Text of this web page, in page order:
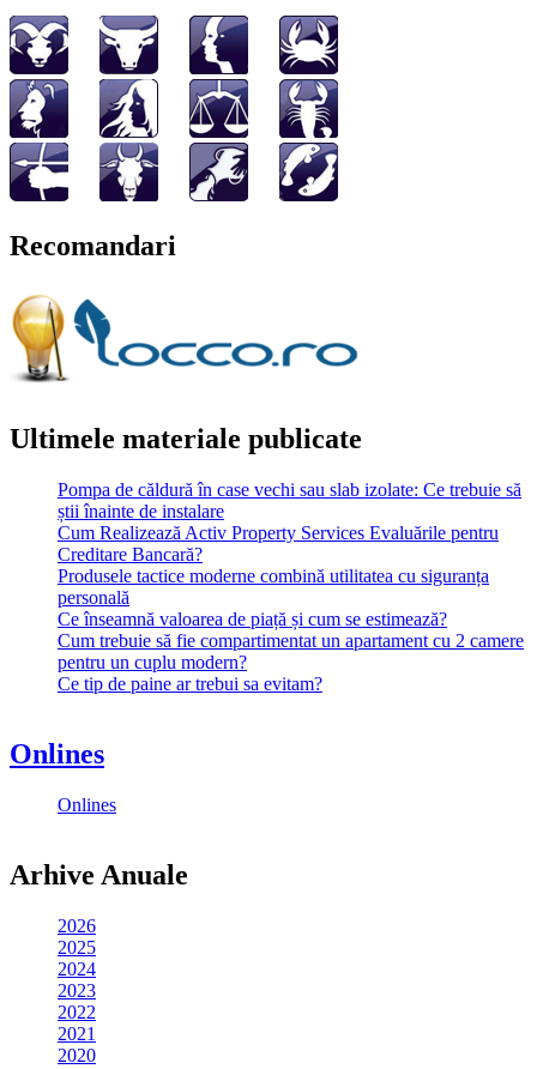
Recomandari
Ultimele materiale publicate
Pompa de căldură în case vechi sau slab izolate: Ce trebuie să
știi înainte de instalare
Cum Realizează Activ Property Services Evaluările pentru
Creditare Bancară?
Produsele tactice moderne combină utilitatea cu siguranța
personală
Ce înseamnă valoarea de piață și cum se estimează?
Cum trebuie să fie compartimentat un apartament cu 2 camere
pentru un cuplu modern?
Ce tip de paine ar trebui sa evitam?
Onlines
Onlines
Arhive Anuale
2026
2025
2024
2023
2022
2021
2020